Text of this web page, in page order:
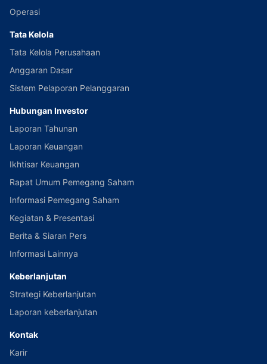
Operasi
Tata Kelola
Tata Kelola Perusahaan
Anggaran Dasar
Sistem Pelaporan Pelanggaran
Hubungan Investor
Laporan Tahunan
Laporan Keuangan
Ikhtisar Keuangan
Rapat Umum Pemegang Saham
Informasi Pemegang Saham
Kegiatan & Presentasi
Berita & Siaran Pers
Informasi Lainnya
Keberlanjutan
Strategi Keberlanjutan
Laporan keberlanjutan
Kontak
Karir